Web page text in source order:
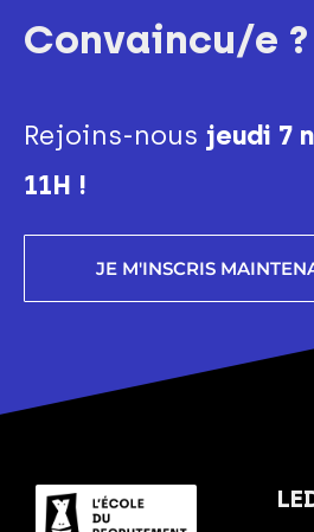
Convaincu/e ?
Rejoins-nous jeudi 7
11H !
JE M'INSCRIS